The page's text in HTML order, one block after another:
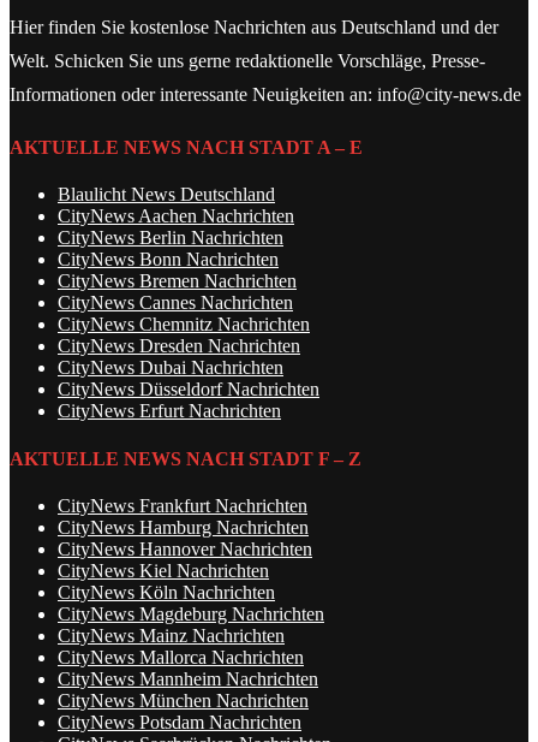
Hier finden Sie kostenlose Nachrichten aus Deutschland und der
Welt. Schicken Sie uns gerne redaktionelle Vorschläge, Presse-
Informationen oder interessante Neuigkeiten an: info@city-news.de
AKTUELLE NEWS NACH STADT A – E
Blaulicht News Deutschland
CityNews Aachen Nachrichten
CityNews Berlin Nachrichten
CityNews Bonn Nachrichten
CityNews Bremen Nachrichten
CityNews Cannes Nachrichten
CityNews Chemnitz Nachrichten
CityNews Dresden Nachrichten
CityNews Dubai Nachrichten
CityNews Düsseldorf Nachrichten
CityNews Erfurt Nachrichten
AKTUELLE NEWS NACH STADT F – Z
CityNews Frankfurt Nachrichten
CityNews Hamburg Nachrichten
CityNews Hannover Nachrichten
CityNews Kiel Nachrichten
CityNews Köln Nachrichten
CityNews Magdeburg Nachrichten
CityNews Mainz Nachrichten
CityNews Mallorca Nachrichten
CityNews Mannheim Nachrichten
CityNews München Nachrichten
CityNews Potsdam Nachrichten